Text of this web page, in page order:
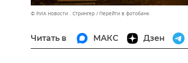
© РИА Новости . Стрингер Перейти в фотобанк
Читать в МАКС Дзен